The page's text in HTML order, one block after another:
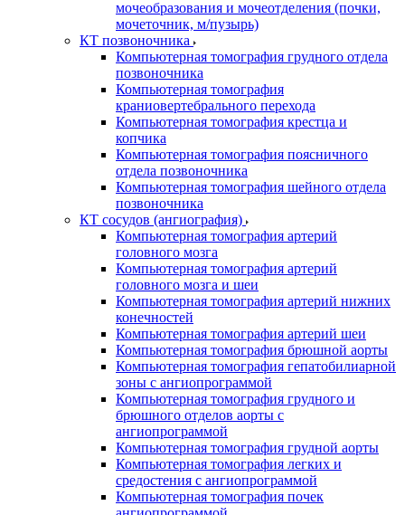
мочеобразования и мочеотделения (почки,
мочеточник, м/пузырь)
КТ позвоночника
Компьютерная томография грудного отдела
позвоночника
Компьютерная томография
краниовертебрального перехода
Компьютерная томография крестца и
копчика
Компьютерная томография поясничного
отдела позвоночника
Компьютерная томография шейного отдела
позвоночника
КТ сосудов (ангиография)
Компьютерная томография артерий
головного мозга
Компьютерная томография артерий
головного мозга и шеи
Компьютерная томография артерий нижних
конечностей
Компьютерная томография артерий шеи
Компьютерная томография брюшной аорты
Компьютерная томография гепатобилиарной
зоны с ангиопрограммой
Компьютерная томография грудного и
брюшного отделов аорты с
ангиопрограммой
Компьютерная томография грудной аорты
Компьютерная томография легких и
средостения с ангиопрограммой
Компьютерная томография почек